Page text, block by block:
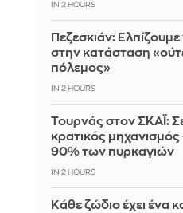
IN 2 HOURS
Πεζεσκιάν: Ελπίζουμε
στην κατάσταση
πόλεμος»
IN 2 HOURS
Τουρνάς στον ΣΚΑΪ:
κρατικός μηχανισμός
90% των πυρκαγιών
IN 2 HOURS
Κάθε ζώδιο έχει ένα